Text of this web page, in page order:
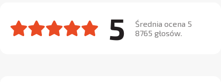
5
Średnia ocena 5
8765 głosów.